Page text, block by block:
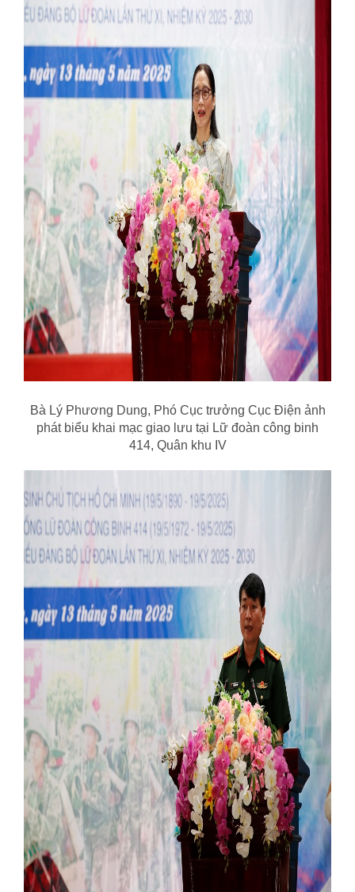
Bà Lý Phương Dung, Phó Cục trưởng Cục Điện ảnh
phát biểu khai mạc giao lưu tại Lữ đoàn công binh
414, Quân khu IV